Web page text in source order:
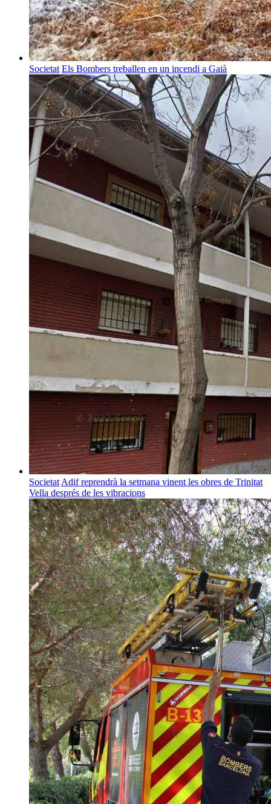
Societat Els Bombers treballen en un incendi a Gaià
Societat Adif reprendrà la setmana vinent les obres de Trinitat
Vella després de les vibracions